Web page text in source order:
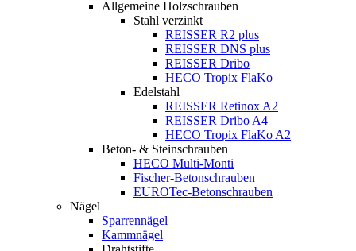
Allgemeine Holzschrauben
Stahl verzinkt
REISSER R2 plus
REISSER DNS plus
REISSER Dribo
HECO Tropix FlaKo
Edelstahl
REISSER Retinox A2
REISSER Dribo A4
HECO Tropix FlaKo A2
Beton- & Steinschrauben
HECO Multi-Monti
Fischer-Betonschrauben
EUROTec-Betonschrauben
Nägel
Sparrennägel
Kammnägel